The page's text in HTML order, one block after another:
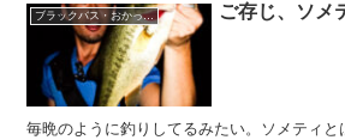
ブラックバス・おかっぱり ご存じ、ソメ
毎晩のように釣りしてるみたい。ソメティと